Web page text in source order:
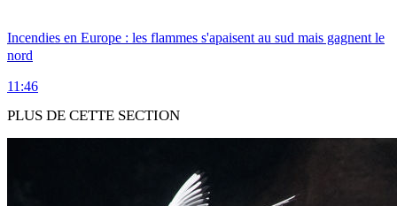
Incendies en Europe : les flammes s'apaisent au sud mais gagnent le
nord
11:46
PLUS DE CETTE SECTION